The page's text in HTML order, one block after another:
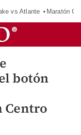
vs Atlante Maratón
botón
Centro